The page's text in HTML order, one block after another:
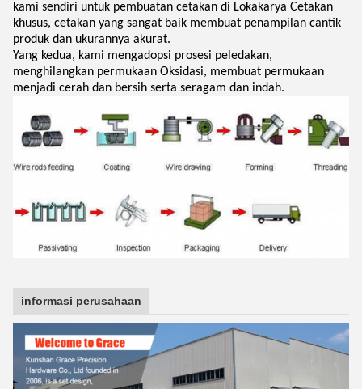
kami sendiri untuk pembuatan cetakan di Lokakarya Cetakan
khusus, cetakan yang sangat baik membuat penampilan cantik
produk dan ukurannya akurat.
Yang kedua, kami mengadopsi prosesi peledakan,
menghilangkan permukaan Oksidasi, membuat permukaan
menjadi cerah dan bersih serta seragam dan indah.
informasi perusahaan